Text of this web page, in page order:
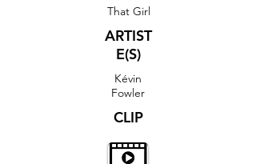
That Girl
ARTIST
E(S)
Kévin
Fowler
CLIP